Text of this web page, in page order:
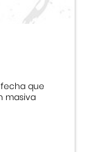
que
masiva